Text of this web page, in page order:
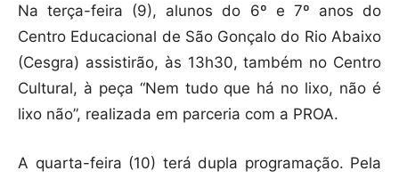
Na terça-feira (9), alunos do 6º e 7º anos do
Centro Educacional de São Gonçalo do Rio Abaixo
(Cesgra) assistirão, às 13h30, também no Centro
Cultural, à peça “Nem tudo que há no lixo, não é
lixo não”, realizada em parceria com a PROA.
A quarta-feira (10) terá dupla programação. Pela